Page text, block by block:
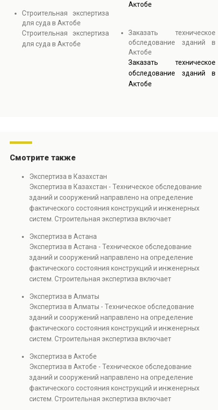
Строительная экспертиза
для суда в Актобе
Строительная экспертиза
для суда в Актобе
Актобе
Заказать техническое
обследование зданий в
Актобе
Заказать техническое
обследование зданий в
Актобе
Смотрите также
Экспертиза в Казахстан
Экспертиза в Казахстан - Техническое обследование
зданий и сооружений направлено на определение
фактического состояния конструкций и инженерных
систем. Строительная экспертиза включает
элементов и оценку эксплуатационной безопасности.
Услуга востребована при покупке недвижимости,
капитальном ремонте и реконструкции объектов, а
также при судебных разбирательствах и технических
проверках.
Экспертиза в Астана
Экспертиза в Астана - Техническое обследование
зданий и сооружений направлено на определение
фактического состояния конструкций и инженерных
систем. Строительная экспертиза включает
элементов и оценку эксплуатационной безопасности.
Услуга востребована при покупке недвижимости,
капитальном ремонте и реконструкции объектов, а
также при судебных разбирательствах и технических
проверках.
Экспертиза в Алматы
Экспертиза в Алматы - Техническое обследование
зданий и сооружений направлено на определение
фактического состояния конструкций и инженерных
систем. Строительная экспертиза включает
элементов и оценку эксплуатационной безопасности.
Услуга востребована при покупке недвижимости,
капитальном ремонте и реконструкции объектов, а
также при судебных разбирательствах и технических
проверках.
Экспертиза в Актобе
Экспертиза в Актобе - Техническое обследование
зданий и сооружений направлено на определение
фактического состояния конструкций и инженерных
систем. Строительная экспертиза включает